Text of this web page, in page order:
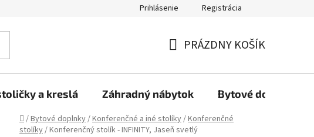
údajov Reklamačný poriadok, Záručné podmienky Reklamačný formulár
Prihlásenie Registrácia
KOŠÍK
PRÁZDNY KOŠÍK
a kreslá Záhradný nábytok Bytové doplnky
Domov
/Bytové doplnky/Konferenčné a iné stolíky/Konferenčné
stolíky/Konferenčný stolík - INFINITY, Jaseň svetlý